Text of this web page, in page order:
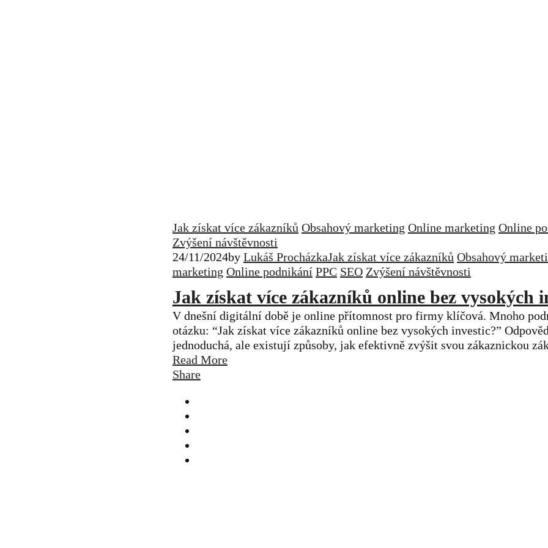
Jak získat více zákazníků Obsahový marketing Online marketing Online
Zvýšení návštěvnosti
24/11/2024by Lukáš ProcházkaJak získat více zákazníků Obsahový
marketing Online podnikání PPC SEO Zvýšení návštěvnosti
Jak získat více zákazníků online bez vysokých
V dnešní digitální době je online přítomnost pro firmy klíčová. Mnoho
otázku: “Jak získat více zákazníků online bez vysokých investic?”
jednoduchá, ale existují způsoby, jak efektivně zvýšit svou zákaznickou
Read More
Share